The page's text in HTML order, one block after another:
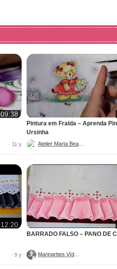
09:38
· 11 y
Pintura em Fralda – Aprenda
Ursinha
12:20
· 9 y
BARRADO FALSO – PANO DE